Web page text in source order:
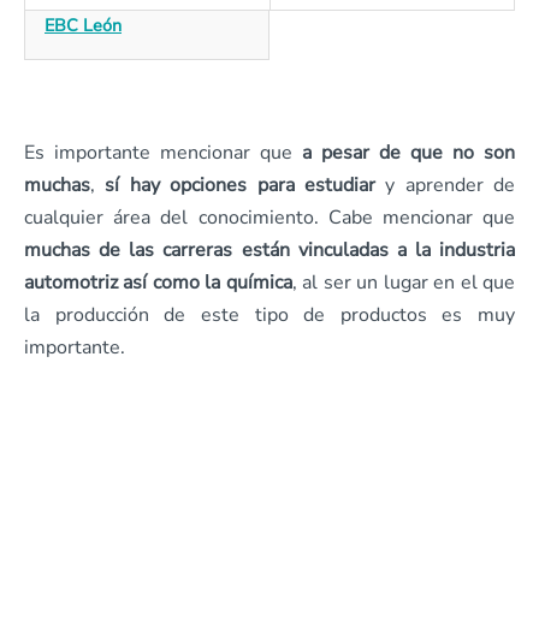
EBC León
Es importante mencionar que a pesar de que no son
muchas,sí hay opciones para estudiary aprender de
cualquier área del conocimiento. Cabe mencionar que
muchas de las carreras están vinculadas a la industria
automotriz así como la química, al ser un lugar en el que
la producción de este tipo de productos es muy
importante.